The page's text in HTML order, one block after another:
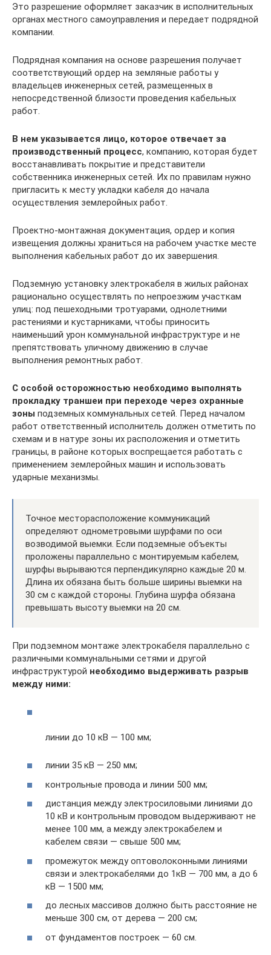
Это разрешение оформляет заказчик в исполнительных
органах местного самоуправления и передает подрядной
компании.
Подрядная компания на основе разрешения получает
соответствующий ордер на земляные работы у
владельцев инженерных сетей, размещенных в
непосредственной близости проведения кабельных
работ.
В нем указывается лицо, которое отвечает за
производственный процесс, компанию, которая будет
восстанавливать покрытие и представители
собственника инженерных сетей. Их по правилам нужно
пригласить к месту укладки кабеля до начала
осуществления землеройных работ.
Проектно-монтажная документация, ордер и копия
извещения должны храниться на рабочем участке месте
выполнения кабельных работ до их завершения.
Подземную установку электрокабеля в жилых районах
рационально осуществлять по непроезжим участкам
улиц: под пешеходными тротуарами, однолетними
растениями и кустарниками, чтобы приносить
наименьший урон коммунальной инфраструктуре и не
препятствовать уличному движению в случае
выполнения ремонтных работ.
С особой осторожностью необходимо выполнять
прокладку траншеи при переходе через охранные
зоны подземных коммунальных сетей. Перед началом
работ ответственный исполнитель должен отметить по
схемам и в натуре зоны их расположения и отметить
границы, в районе которых воспрещается работать с
применением землеройных машин и использовать
ударные механизмы.
Точное месторасположение коммуникаций
определяют однометровыми шурфами по оси
возводимой выемки. Если подземные объекты
проложены параллельно с монтируемым кабелем,
шурфы вырываются перпендикулярно каждые 20 м.
Длина их обязана быть больше ширины выемки на
30 см с каждой стороны. Глубина шурфа обязана
превышать высоту выемки на 20 см.
При подземном монтаже электрокабеля параллельно с
различными коммунальными сетями и другой
инфраструктурой необходимо выдерживать разрыв
между ними:
линии до 10 кВ — 100 мм;
линии 35 кВ — 250 мм;
контрольные провода и линии 500 мм;
дистанция между электросиловыми линиями до
10 кВ и контрольным проводом выдерживают не
менее 100 мм, а между электрокабелем и
кабелем связи — свыше 500 мм;
промежуток между оптоволоконными линиями
связи и электрокабелями до 1кВ — 700 мм, а до 6
кВ — 1500 мм;
до лесных массивов должно быть расстояние не
меньше 300 см, от дерева — 200 см;
от фундаментов построек — 60 см.